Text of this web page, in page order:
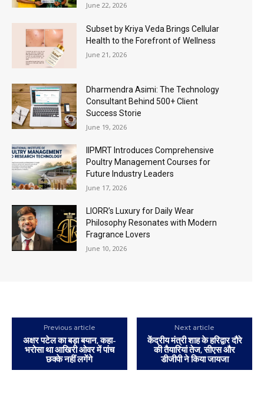
June 22, 2026
Subset by Kriya Veda Brings Cellular
Health to the Forefront of Wellness
June 21, 2026
Dharmendra Asimi: The Technology
Consultant Behind 500+ Client
Success Storie
June 19, 2026
IIPMRT Introduces Comprehensive
Poultry Management Courses for
Future Industry Leaders
June 17, 2026
LIORR’s Luxury for Daily Wear
Philosophy Resonates with Modern
Fragrance Lovers
June 10, 2026
Previous article
अक्षर पटेल का बड़ा बयान, कहा-
भरोसा था आखिरी ओवर में पांच
छक्के नहीं लगेंगे
Next article
केंद्रीय मंत्री शाह के हरिद्वार दौरे
की तैयारियां तेज, सीएस और
डीजीपी ने किया जायजा